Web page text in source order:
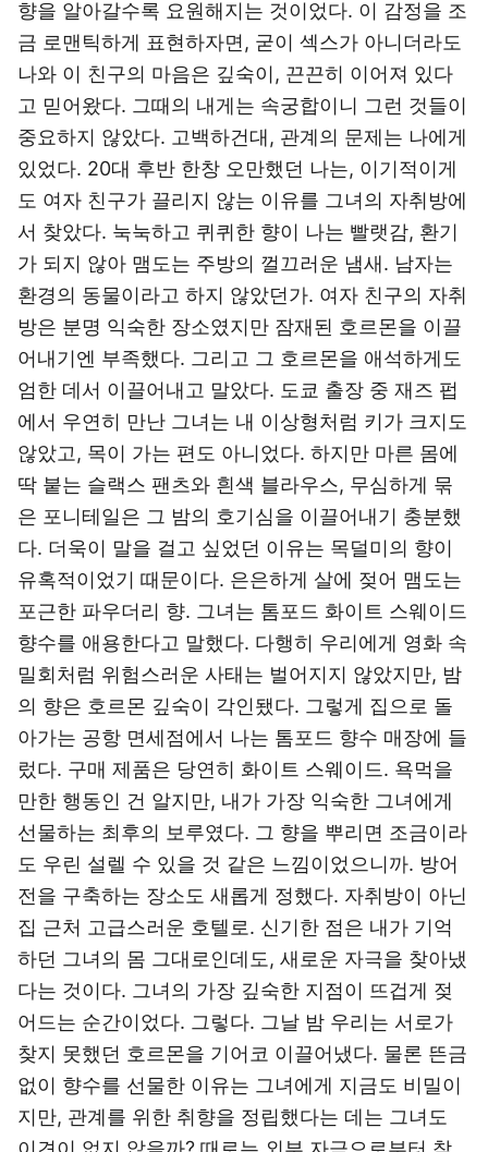
향을 알아갈수록 요원해지는 것이었다. 이 감정을 조
금 로맨틱하게 표현하자면, 굳이 섹스가 아니더라도
나와 이 친구의 마음은 깊숙이, 끈끈히 이어져 있다
고 믿어왔다. 그때의 내게는 속궁합이니 그런 것들이
중요하지 않았다. 고백하건대, 관계의 문제는 나에게
있었다. 20대 후반 한창 오만했던 나는, 이기적이게
도 여자 친구가 끌리지 않는 이유를 그녀의 자취방에
서 찾았다. 눅눅하고 퀴퀴한 향이 나는 빨랫감, 환기
가 되지 않아 맴도는 주방의 껄끄러운 냄새. 남자는
환경의 동물이라고 하지 않았던가. 여자 친구의 자취
방은 분명 익숙한 장소였지만 잠재된 호르몬을 이끌
어내기엔 부족했다. 그리고 그 호르몬을 애석하게도
엄한 데서 이끌어내고 말았다. 도쿄 출장 중 재즈 펍
에서 우연히 만난 그녀는 내 이상형처럼 키가 크지도
않았고, 목이 가는 편도 아니었다. 하지만 마른 몸에
딱 붙는 슬랙스 팬츠와 흰색 블라우스, 무심하게 묶
은 포니테일은 그 밤의 호기심을 이끌어내기 충분했
다. 더욱이 말을 걸고 싶었던 이유는 목덜미의 향이
유혹적이었기 때문이다. 은은하게 살에 젖어 맴도는
포근한 파우더리 향. 그녀는 톰포드 화이트 스웨이드
향수를 애용한다고 말했다. 다행히 우리에게 영화 속
밀회처럼 위험스러운 사태는 벌어지지 않았지만, 밤
의 향은 호르몬 깊숙이 각인됐다. 그렇게 집으로 돌
아가는 공항 면세점에서 나는 톰포드 향수 매장에 들
렀다. 구매 제품은 당연히 화이트 스웨이드. 욕먹을
만한 행동인 건 알지만, 내가 가장 익숙한 그녀에게
선물하는 최후의 보루였다. 그 향을 뿌리면 조금이라
도 우린 설렐 수 있을 것 같은 느낌이었으니까. 방어
전을 구축하는 장소도 새롭게 정했다. 자취방이 아닌
집 근처 고급스러운 호텔로. 신기한 점은 내가 기억
하던 그녀의 몸 그대로인데도, 새로운 자극을 찾아냈
다는 것이다. 그녀의 가장 깊숙한 지점이 뜨겁게 젖
어드는 순간이었다. 그렇다. 그날 밤 우리는 서로가
찾지 못했던 호르몬을 기어코 이끌어냈다. 물론 뜬금
없이 향수를 선물한 이유는 그녀에게 지금도 비밀이
지만, 관계를 위한 취향을 정립했다는 데는 그녀도